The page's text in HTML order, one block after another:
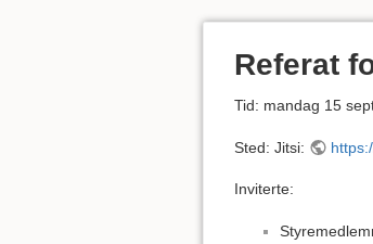
Referat
Tid: mandag 15
Sted: Jitsi:
Inviterte: